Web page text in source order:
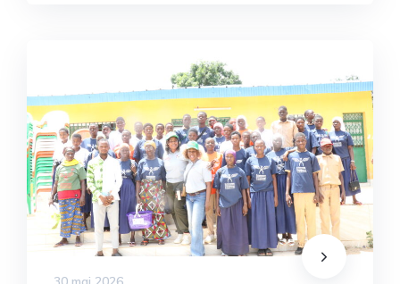
30 mai 2026